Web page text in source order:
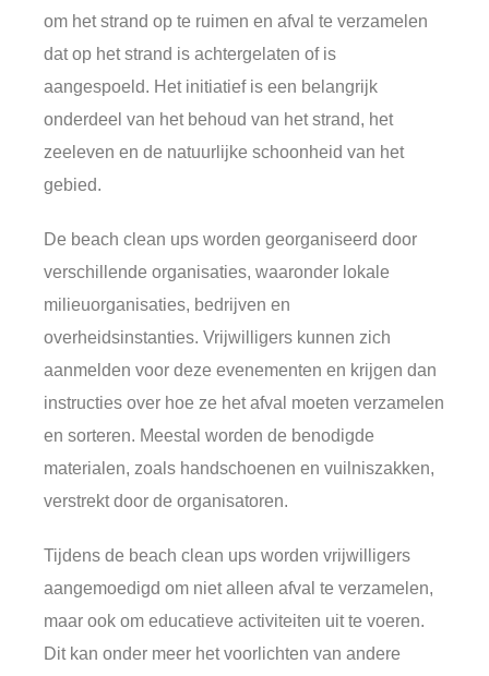
om het strand op te ruimen en afval te verzamelen
dat op het strand is achtergelaten of is
aangespoeld. Het initiatief is een belangrijk
onderdeel van het behoud van het strand, het
zeeleven en de natuurlijke schoonheid van het
gebied.
De beach clean ups worden georganiseerd door
verschillende organisaties, waaronder lokale
milieuorganisaties, bedrijven en
overheidsinstanties. Vrijwilligers kunnen zich
aanmelden voor deze evenementen en krijgen dan
instructies over hoe ze het afval moeten verzamelen
en sorteren. Meestal worden de benodigde
materialen, zoals handschoenen en vuilniszakken,
verstrekt door de organisatoren.
Tijdens de beach clean ups worden vrijwilligers
aangemoedigd om niet alleen afval te verzamelen,
maar ook om educatieve activiteiten uit te voeren.
Dit kan onder meer het voorlichten van andere